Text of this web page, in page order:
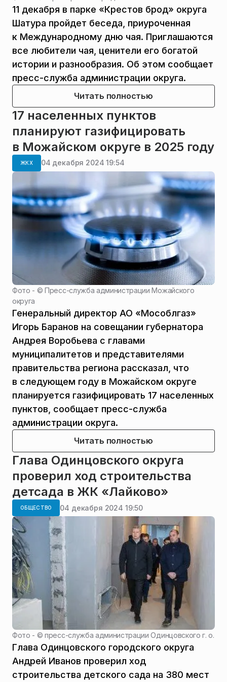
11 декабря в парке «Крестов брод» округа
Шатура пройдет беседа, приуроченная
к Международному дню чая. Приглашаются
все любители чая, ценители его богатой
истории и разнообразия. Об этом сообщает
пресс-служба администрации округа.
Читать полностью
17 населенных пунктов
планируют газифицировать
в Можайском округе в 2025 году
ЖКХ 04 декабря 2024 19:54
Фото - ©Пресс-служба администрации Можайского
округа
Генеральный директор АО «Мособлгаз»
Игорь Баранов на совещании губернатора
Андрея Воробьева с главами
муниципалитетов и представителями
правительства региона рассказал, что
в следующем году в Можайском округе
планируется газифицировать 17 населенных
пунктов, сообщает пресс-служба
администрации округа.
Читать полностью
Глава Одинцовского округа
проверил ход строительства
детсада в ЖК «Лайково»
ОБЩЕСТВО 04 декабря 2024 19:50
Фото - ©пресс-служба администрации Одинцовского г. о.
Глава Одинцовского городского округа
Андрей Иванов проверил ход
строительства детского сада на 380 мест